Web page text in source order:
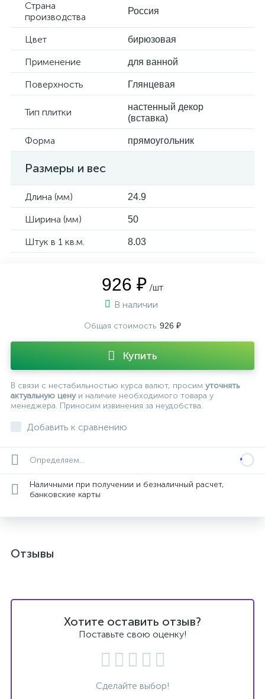
Страна
производства
Россия
Цвет бирюзовая
Применение для ванной
Поверхность Глянцевая
Тип плитки
настенный декор
(вставка)
Форма прямоугольник
Размеры и вес
Длина (мм) 24.9
Ширина (мм) 50
Штук в 1 кв.м. 8.03
926 ₽ /шт
В наличии
Общая стоимость 926 ₽
Купить
В связи с нестабильностью курса валют, просим уточнять
актуальную ценуи наличие необходимого товара у
менеджера. Приносим извинения за неудобства.
Добавить к сравнению
Определяем...
Наличными при получении и безналичный расчет,
банковские карты
Отзывы
Хотите оставить отзыв?
Поставьте свою оценку!
Сделайте выбор!